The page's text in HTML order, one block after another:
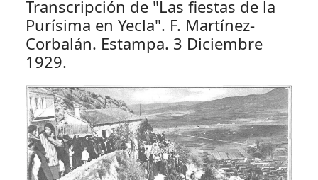
Transcripción de "Las fiestas de la
Purísima en Yecla". F. Martínez-
Corbalán. Estampa. 3 Diciembre
1929.